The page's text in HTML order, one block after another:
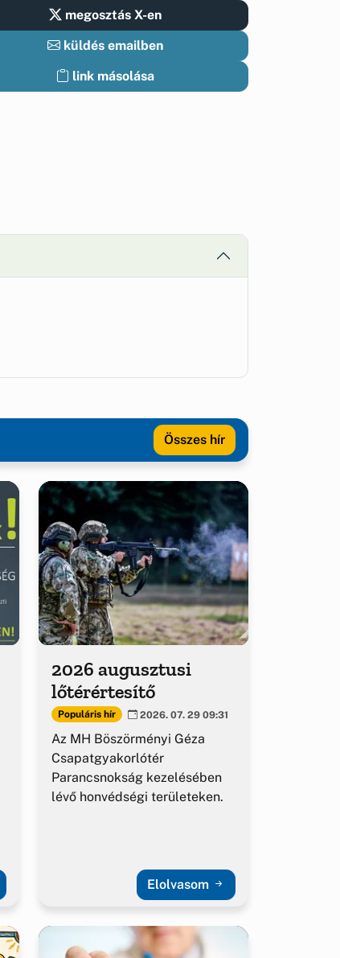
megosztás X-en
küldés emailben
link másolása
Összes hír
2026 augusztusi
lőtérértesítő
Populáris hír 2026. 07. 29 09:31
Az MH Böszörményi Géza
Csapatgyakorlótér
Parancsnokság kezelésében
lévő honvédségi területeken.
Elolvasom